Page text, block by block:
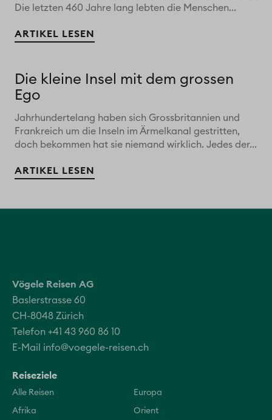
Die letzten 460 Jahre lang lebten die Menschen...
ARTIKEL LESEN
Die kleine Insel mit dem grossen
Ego
Jahrhundertelang haben sich Grossbritannien und
Frankreich um die Inseln im Ärmelkanal gestritten,
doch bekommen hat sie niemand wirklich. Jedes der...
ARTIKEL LESEN
Vögele Reisen AG
Baslerstrasse 60
CH-8048 Zürich
Telefon +41 43 960 86 10
E-Mail info@voegele-reisen.ch
Reiseziele
Alle Reisen Europa
Afrika Orient